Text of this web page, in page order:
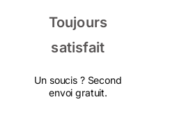
Toujours
satisfait
Un soucis ? Second
envoi gratuit.